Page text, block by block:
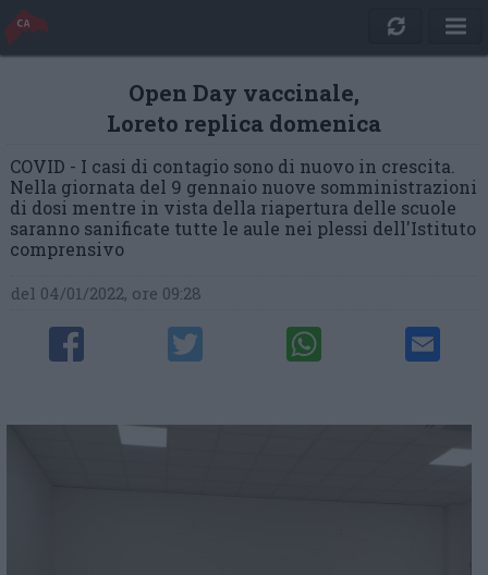
Open Day vaccinale,
Loreto replica domenica
COVID - I casi di contagio sono di nuovo in crescita.
Nella giornata del 9 gennaio nuove somministrazioni
di dosi mentre in vista della riapertura delle scuole
saranno sanificate tutte le aule nei plessi dell'Istituto
comprensivo
del 04/01/2022, ore 09:28